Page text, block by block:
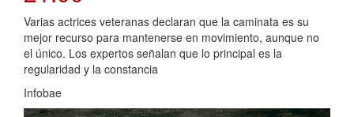
Varias actrices veteranas declaran que la caminata es su
mejor recurso para mantenerse en movimiento, aunque no
el único. Los expertos señalan que lo principal es la
regularidad y la constancia
Infobae